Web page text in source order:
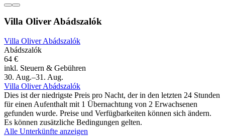
Villa Oliver Abádszalók
Villa Oliver Abádszalók
Abádszalók
64 €
inkl. Steuern & Gebühren
30. Aug.–31. Aug.
Villa Oliver Abádszalók
Dies ist der niedrigste Preis pro Nacht, der in den letzten 24 Stunden
für einen Aufenthalt mit 1 Übernachtung von 2 Erwachsenen
gefunden wurde. Preise und Verfügbarkeiten können sich ändern.
Es können zusätzliche Bedingungen gelten.
Alle Unterkünfte anzeigen